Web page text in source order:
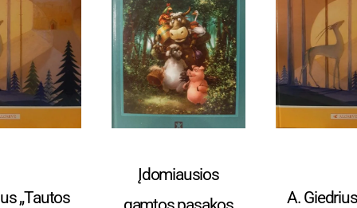
„Tautos
Įdomiausios
A.